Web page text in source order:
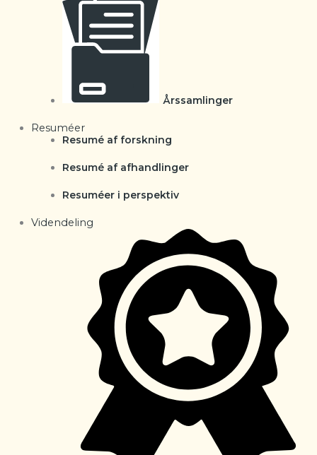
Årssamlinger
Resuméer
Resumé af forskning
Resumé af afhandlinger
Resuméer i perspektiv
Videndeling